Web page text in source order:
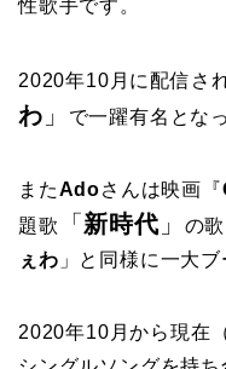
性歌手です。
2020年10月に配信さ
わ 」 で一躍有名とな
またAdoさんは映画『
題歌
「新時代 」 の
ぇわ 」と同様に一大
2020年10月から現在